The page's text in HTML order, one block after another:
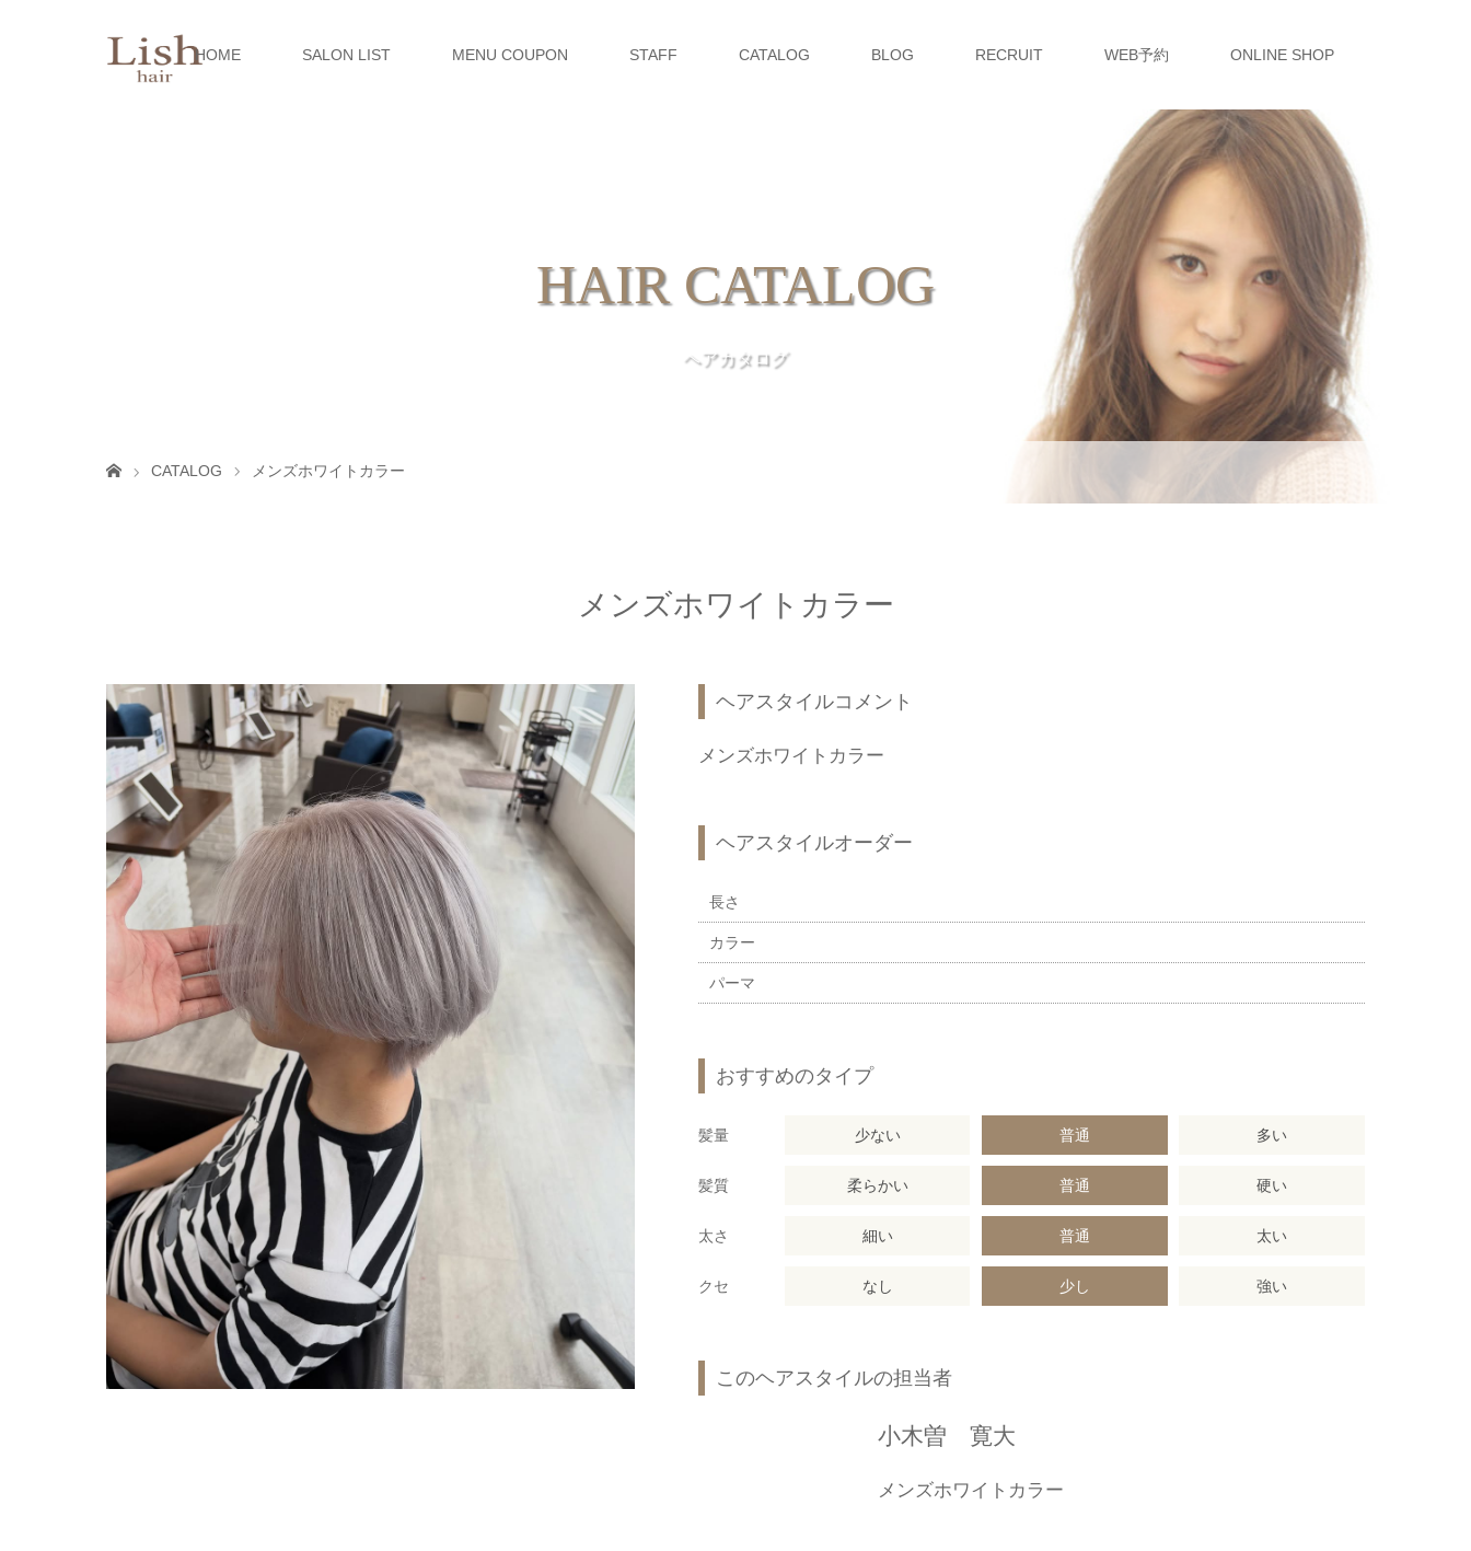
HOME SALON LIST MENU COUPON STAFF CATALOG BLOG RECRUIT WEB予約 ONLINE SHOP
HAIR CATALOG
ヘアカタログ
CATALOG メンズホワイトカラー
メンズホワイトカラー
ヘアスタイルコメント
メンズホワイトカラー
ヘアスタイルオーダー
長さ
カラー
パーマ
おすすめのタイプ
髪量 少ない 普通 多い
髪質 柔らかい 普通 硬い
太さ 細い 普通 太い
クセ なし 少し 強い
このヘアスタイルの担当者
小木曽 寛大
メンズホワイトカラー